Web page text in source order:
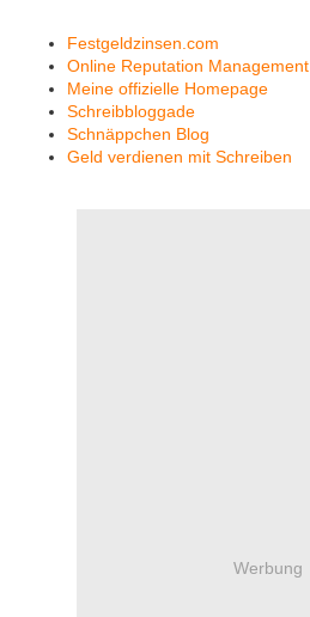
Festgeldzinsen.com
Online Reputation Management
Meine offizielle Homepage
Schreibbloggade
Schnäppchen Blog
Geld verdienen mit Schreiben
Werbung